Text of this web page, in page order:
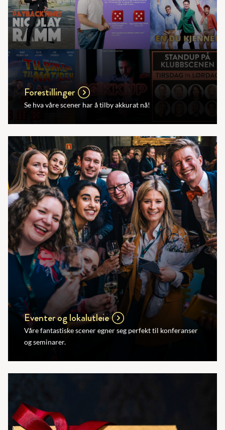
Forestillinger
Se hva våre scener har å tilby akkurat nå!
Eventer og lokalutleie
Våre fantastiske scener egner seg perfekt til konferanser
og seminarer.